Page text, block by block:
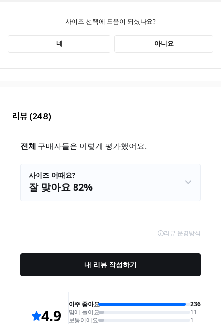
리뷰 (248)